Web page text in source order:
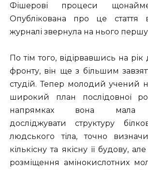
Фішерові процеси
Опублікована про це стаття
журналі звернула на нього першу
По тім того, відірвавшись на
фронту, він ще з більшим
студій. Тепер молодий учений
широкий план послідовної
напрямках вона мала
досліджувати структуру
людського тіла, точно
кількісну та якісну її будову,
розміщення амінокислотних